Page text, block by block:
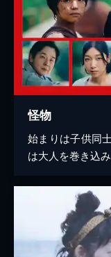
怪物
始まりは子供同
は大人を巻き込